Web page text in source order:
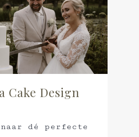
Cake Design
naar dé perfecte